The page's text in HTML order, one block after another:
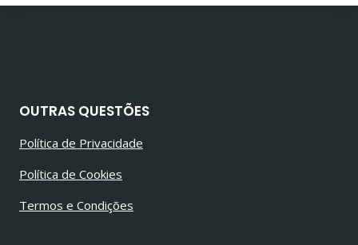
OUTRAS QUESTÕES
Política de Privacidade
Política de Cookies
Termos e Condições